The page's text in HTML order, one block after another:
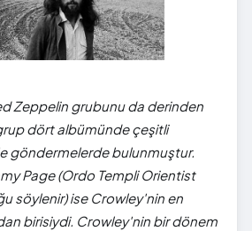
Zeppelin grubunu da derinden
dört albümünde çeşitli
göndermelerde bulunmuştur.
Page (Ordo Templi Orientist
söylenir) ise Crowley'nin en
birisiydi. Crowley'nin bir dönem